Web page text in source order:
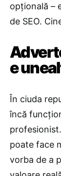
opțională –
de SEO.
e
În ciuda
încă
poate face
vorba de a